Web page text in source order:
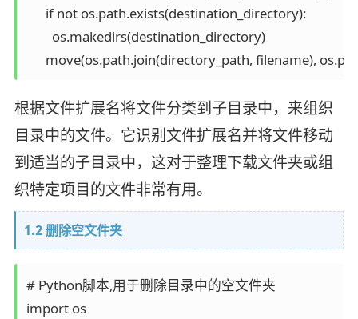
      if not os.path.exists(destination_directory):
        os.makedirs(destination_directory)
根据文件扩展名将文件分类到子目录中，来组织
目录中的文件。它识别文件扩展名并将文件移动
到适当的子目录中，这对于整理下载文件夹或组
织特定项目的文件非常有用。
1.2 删除空文件夹
# Python脚本,用于删除目录中的空文件夹
import os